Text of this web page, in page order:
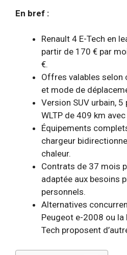
En bref :
Renault 4 E-Tech en
partir de 170 € par
€.
Offres valables selon
et mode de
Version SUV urbain,
WLTP de 409 km
Équipements
chargeur
chaleur.
Contrats de 37 mois
adaptée aux besoins
personnels.
Alternatives
Peugeot e-2008 ou la
Tech proposent